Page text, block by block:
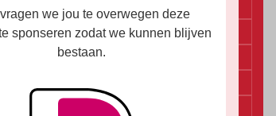
we jou te overwegen deze
sponseren zodat we kunnen blijven
bestaan.